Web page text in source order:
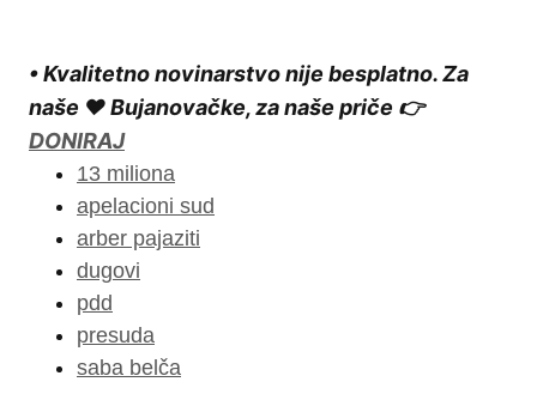
• Kvalitetno novinarstvo nije besplatno. Za
naše ❤️ Bujanovačke, za naše priče 👉
DONIRAJ
13 miliona
apelacioni sud
arber pajaziti
dugovi
pdd
presuda
saba belča